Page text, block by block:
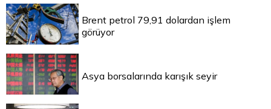
Brent petrol 79,91 dolardan işlem
görüyor
Asya borsalarında karışık seyir